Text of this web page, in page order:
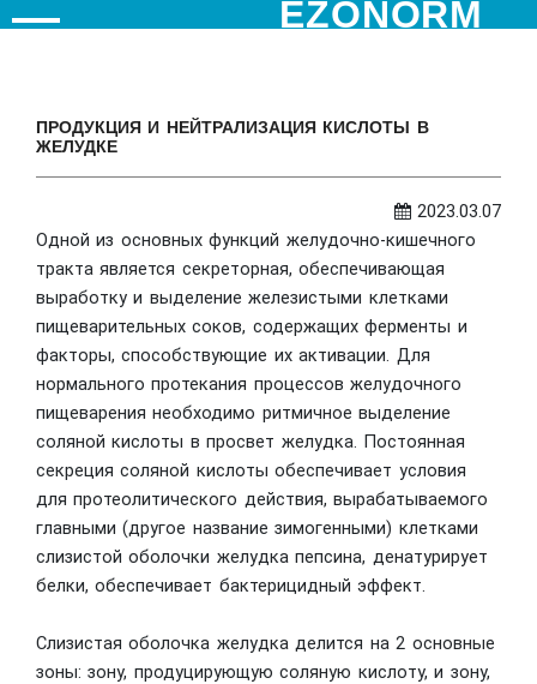
EZONORM
ПРОДУКЦИЯ И НЕЙТРАЛИЗАЦИЯ КИСЛОТЫ В
ЖЕЛУДКЕ
2023.03.07
Одной из основных функций желудочно-кишечного
тракта является секреторная, обеспечивающая
выработку и выделение железистыми клетками
пищеварительных соков, содержащих ферменты и
факторы, способствующие их активации. Для
нормального протекания процессов желудочного
пищеварения необходимо ритмичное выделение
соляной кислоты в просвет желудка. Постоянная
секреция соляной кислоты обеспечивает условия
для протеолитического действия, вырабатываемого
главными (другое название зимогенными) клетками
слизистой оболочки желудка пепсина, денатурирует
белки, обеспечивает бактерицидный эффект.
Слизистая оболочка желудка делится на 2 основные
зоны: зону, продуцирующую соляную кислоту, и зону,